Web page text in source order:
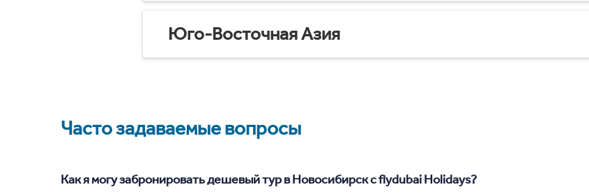
Юго-Восточная Азия
Часто задаваемые вопросы
Как я могу забронировать дешевый тур в Новосибирск с flydubai Holidays?